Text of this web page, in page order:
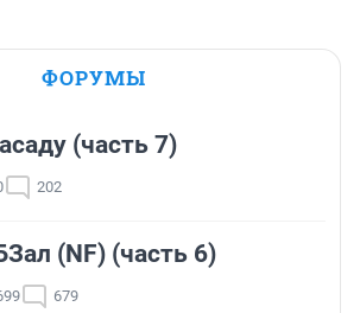
ФОРУМЫ
(часть 7)
202
(NF) (часть 6)
679